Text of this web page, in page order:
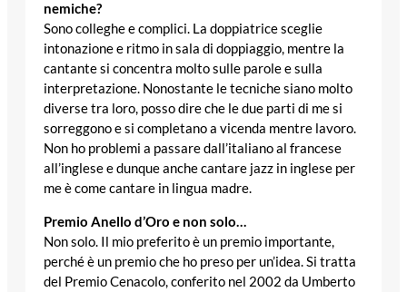
nemiche?
Sono colleghe e complici. La doppiatrice sceglie
intonazione e ritmo in sala di doppiaggio, mentre la
cantante si concentra molto sulle parole e sulla
interpretazione. Nonostante le tecniche siano molto
diverse tra loro, posso dire che le due parti di me si
sorreggono e si completano a vicenda mentre lavoro.
Non ho problemi a passare dall’italiano al francese
all’inglese e dunque anche cantare jazz in inglese per
me è come cantare in lingua madre.
Premio Anello d’Oro e non solo…
Non solo. Il mio preferito è un premio importante,
perché è un premio che ho preso per un’idea. Si tratta
del Premio Cenacolo, conferito nel 2002 da Umberto